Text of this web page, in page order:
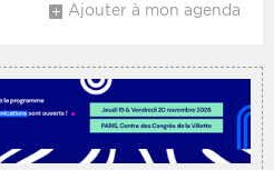
Ajouter à mon agenda